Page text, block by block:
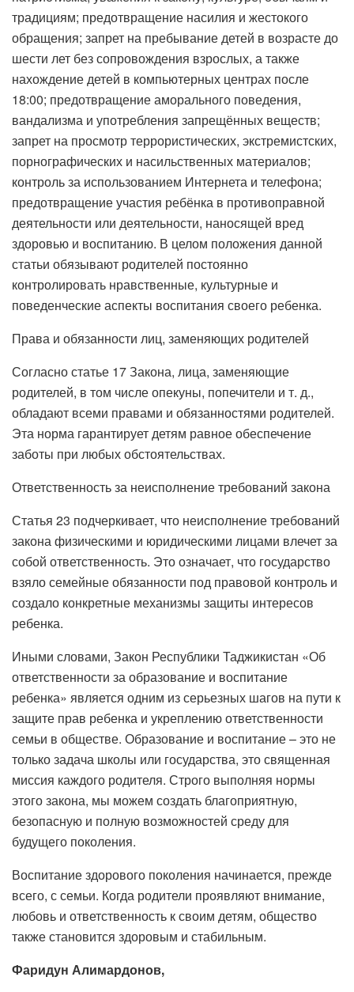
традициям; предотвращение насилия и жестокого
обращения; запрет на пребывание детей в возрасте до
шести лет без сопровождения взрослых, а также
нахождение детей в компьютерных центрах после
18:00; предотвращение аморального поведения,
вандализма и употребления запрещённых веществ;
запрет на просмотр террористических, экстремистских,
порнографических и насильственных материалов;
контроль за использованием Интернета и телефона;
предотвращение участия ребёнка в противоправной
деятельности или деятельности, наносящей вред
здоровью и воспитанию. В целом положения данной
статьи обязывают родителей постоянно
контролировать нравственные, культурные и
поведенческие аспекты воспитания своего ребенка.
Права и обязанности лиц, заменяющих родителей
Согласно статье 17 Закона, лица, заменяющие
родителей, в том числе опекуны, попечители и т. д.,
обладают всеми правами и обязанностями родителей.
Эта норма гарантирует детям равное обеспечение
заботы при любых обстоятельствах.
Ответственность за неисполнение требований закона
Статья 23 подчеркивает, что неисполнение требований
закона физическими и юридическими лицами влечет за
собой ответственность. Это означает, что государство
взяло семейные обязанности под правовой контроль и
создало конкретные механизмы защиты интересов
ребенка.
Иными словами, Закон Республики Таджикистан «Об
ответственности за образование и воспитание
ребенка» является одним из серьезных шагов на пути к
защите прав ребенка и укреплению ответственности
семьи в обществе. Образование и воспитание – это не
только задача школы или государства, это священная
миссия каждого родителя. Строго выполняя нормы
этого закона, мы можем создать благоприятную,
безопасную и полную возможностей среду для
будущего поколения.
Воспитание здорового поколения начинается, прежде
всего, с семьи. Когда родители проявляют внимание,
любовь и ответственность к своим детям, общество
также становится здоровым и стабильным.
Фаридун Алимардонов,